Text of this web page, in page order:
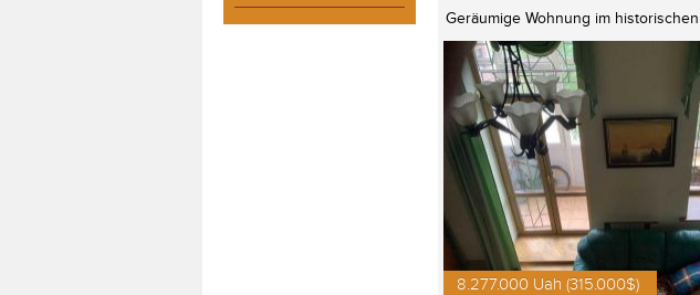
Geräumige Wohnung im
8.277.000 Uah (315.000$)